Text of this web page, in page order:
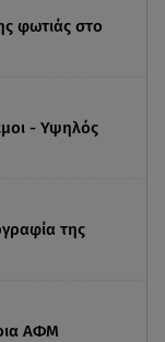
φωτιάς στο
- Υψηλός
της
ΑΦΜ